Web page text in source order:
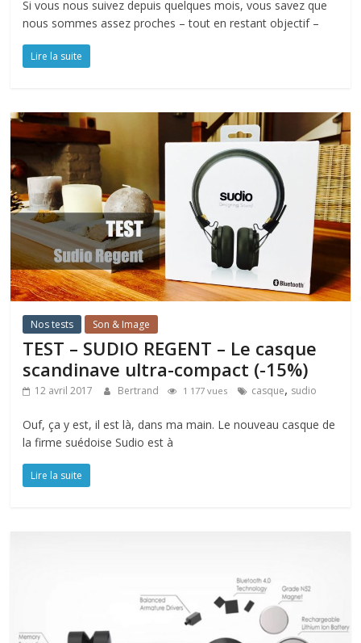
Si vous nous suivez depuis quelques mois, vous savez que
nous sommes assez proches – tout en restant objectif –
Lire la suite
Nos tests Son & Image
TEST – SUDIO REGENT – Le casque
scandinave ultra-compact (-15%)
12 avril 2017 Bertrand 1 177 vues casque, sudio
Ouf, ça y est, il est là, dans ma main. Le nouveau casque de
la firme suédoise Sudio est à
Lire la suite